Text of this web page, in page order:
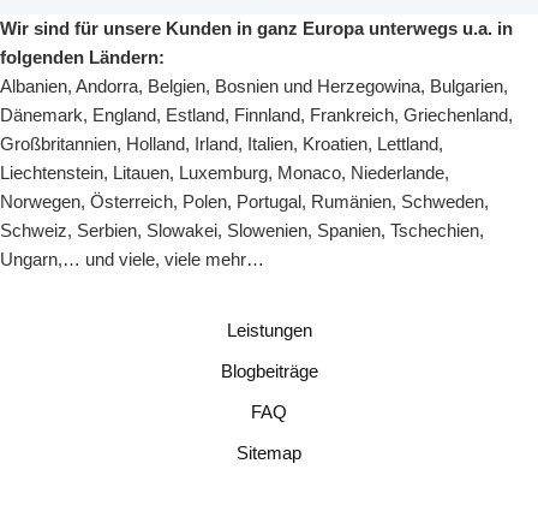
Wir sind für unsere Kunden in ganz Europa unterwegs u.a. in
folgenden Ländern:
Albanien, Andorra, Belgien, Bosnien und Herzegowina, Bulgarien,
Dänemark, England, Estland, Finnland, Frankreich, Griechenland,
Großbritannien, Holland, Irland, Italien, Kroatien, Lettland,
Liechtenstein, Litauen, Luxemburg, Monaco, Niederlande,
Norwegen, Österreich, Polen, Portugal , Rumänien, Schweden,
Schweiz, Serbien, Slowakei, Slowenien, Spanien, Tschechien,
Ungarn,… und viele, viele mehr…
Leistungen
Blogbeiträge
FAQ
Sitemap